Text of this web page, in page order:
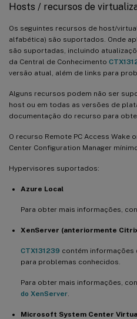
Hosts / recursos de
Os seguintes recursos de host/
alfabética) são suportados. Onde
são suportadas, incluindo
da Central de Conhecimento
versão atual, além de links para
Alguns recursos podem não ser
host ou em todas as versões de
documentação do recurso para
O recurso Remote PC Access Wake
Center Configuration Manager
Hypervisores suportados:
Azure Local
Para obter mais informações,
XenServer (anteriormente
CTX131239 contém informações
para problemas conhecidos.
Para obter mais informações,
do XenServer
Microsoft System Center